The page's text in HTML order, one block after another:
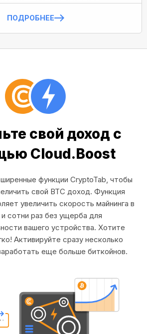
ПОДРОБНЕЕ
свой доход с
Cloud.Boost
функции CryptoTab, чтобы
свой BTC доход. Функция
увеличить скорость майнинга в
сотни раз без ущерба для
вашего устройства. Хотите
Активируйте сразу несколько
еще больше биткойнов.